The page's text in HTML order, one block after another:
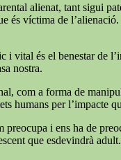
alienat, tant sigui
és víctima de
és el benestar de
nostra.
com a forma de
humans per l’impacte
i ens ha de
que esdevindrà